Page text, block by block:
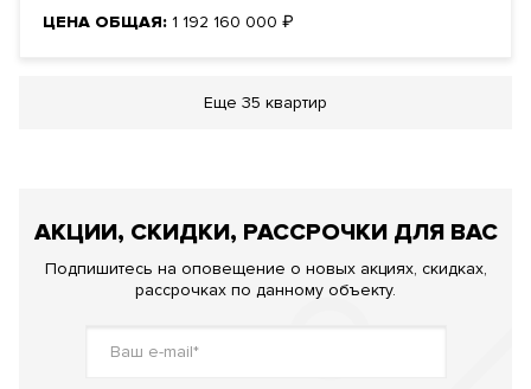
ЦЕНА ОБЩАЯ: 1 192 160 000 ₽
Еще 35 квартир
АКЦИИ, СКИДКИ, РАССРОЧКИ ДЛЯ ВАС
Подпишитесь на оповещение о новых акциях, скидках,
рассрочках по данному объекту.